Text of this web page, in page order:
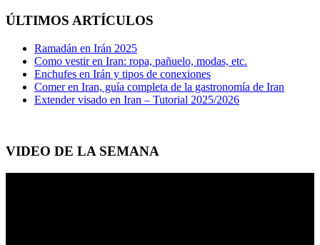
ÚLTIMOS ARTÍCULOS
Ramadán en Irán 2025
Como vestir en Iran: ropa, pañuelo, modas, etc.
Enchufes en Irán y tipos de conexiones
Comer en Iran, guía completa de la gastronomía de Iran
Extender visado en Iran – Tutorial 2025/2026
VIDEO DE LA SEMANA